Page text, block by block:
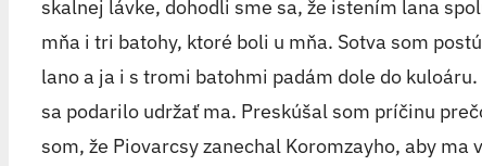
skalnej lávke, dohodli sme sa, že istením lana
mňa i tri batohy, ktoré boli u mňa. Sotva som
lano a ja i s tromi batohmi padám dole do
sa podarilo udržať ma. Preskúšal som príčinu
som, že Piovarcsy zanechal Koromzayho, aby ma